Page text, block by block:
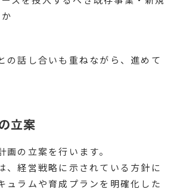
の話し合いも重ねながら、進めて
立案
画の立案を行います。
、経営戦略に示されている方針に
ュラムや育成プランを明確化した